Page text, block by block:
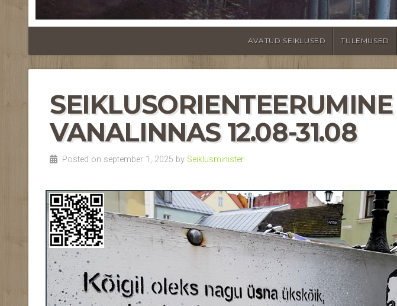
AVATUD SEIKLUSED TULEMUSED
VANALINNAS 12.08-31.08
Posted on september 1, 2025 by Seiklusminister